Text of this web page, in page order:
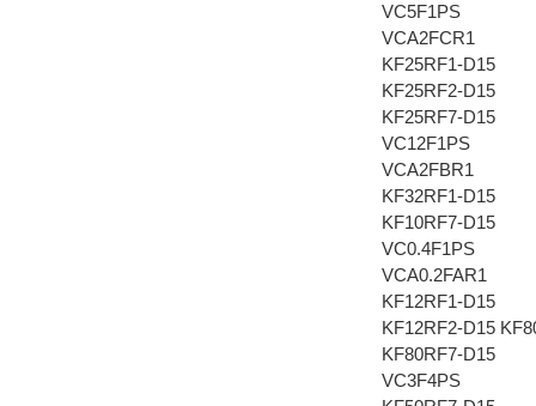
VC5F1PS
VCA2FCR1
KF25RF1-D15
KF25RF2-D15
KF25RF7-D15
VC12F1PS
VCA2FBR1
KF32RF1-D15
KF10RF7-D15
VC0.4F1PS
VCA0.2FAR1
KF12RF1-D15
KF12RF2-D15
KF80RF7-D15
VC3F4PS